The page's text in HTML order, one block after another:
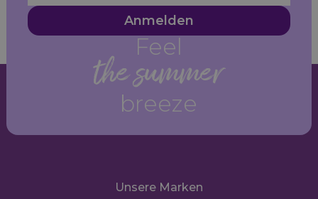
Anmelden
Feel
the summer
breeze
Unsere Marken